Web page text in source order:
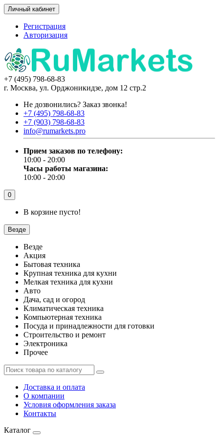
Личный кабинет
Регистрация
Авторизация
+7 (495) 798-68-83
г. Москва, ул. Орджоникидзе, дом 12 стр.2
Не дозвонились? Заказ звонка!
+7 (495) 798-68-83
+7 (903) 798-68-83
info@rumarkets.pro
Прием заказов по телефону:
10:00 - 20:00
Часы работы магазина:
10:00 - 20:00
0
В корзине пусто!
Везде
Везде
Акция
Бытовая техника
Крупная техника для кухни
Мелкая техника для кухни
Авто
Дача, сад и огород
Климатическая техника
Компьютерная техника
Посуда и принадлежности для готовки
Строительство и ремонт
Электроника
Прочее
Доставка и оплата
О компании
Условия оформления заказа
Контакты
Каталог